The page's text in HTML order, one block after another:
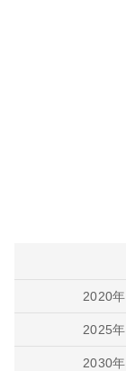
2020年
2025年
2030年